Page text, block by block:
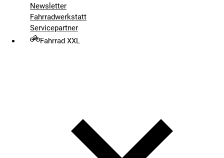
Newsletter
Fahrradwerkstatt
Servicepartner
Fahrrad XXL